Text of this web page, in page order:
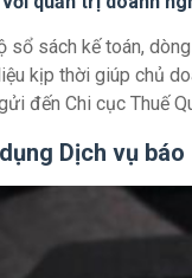
sổ sách kế toán,
kịp thời giúp chủ
đến Chi cục Thuế
Dịch vụ báo